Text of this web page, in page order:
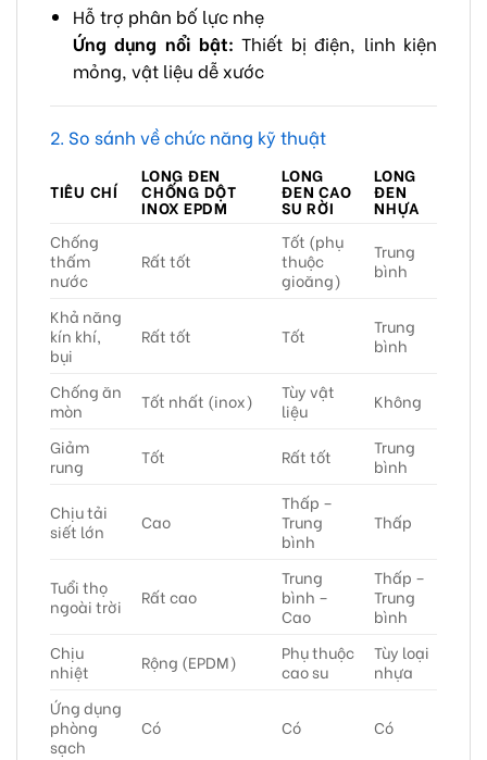
Hỗ trợ phân bố lực nhẹ
Ứng dụng nổi bật: Thiết bị điện, linh kiện
mỏng, vật liệu dễ xước
2. So sánh về chức năng kỹ thuật
TIÊU CHÍ
LONG ĐEN
CHỐNG DỘT
INOX EPDM
LONG
ĐEN CAO
SU RỜI
LONG
ĐEN
NHỰA
Chống
thấm
nước
Rất tốt
Tốt (phụ
thuộc
gioăng)
Trung
bình
Khả năng
kín khí,
bụi
Rất tốt Tốt
Trung
bình
Chống ăn
mòn
Tốt nhất (inox)
Tùy vật
liệu
Không
Giảm
rung
Tốt Rất tốt
Trung
bình
Chịu tải
siết lớn
Cao
Thấp –
Trung
bình
Thấp
Tuổi thọ
ngoài trời
Rất cao
Trung
bình –
Cao
Thấp –
Trung
bình
Chịu
nhiệt
Rộng (EPDM)
Phụ thuộc
cao su
Tùy loại
nhựa
Ứng dụng
phòng
sạch
Có Có Có